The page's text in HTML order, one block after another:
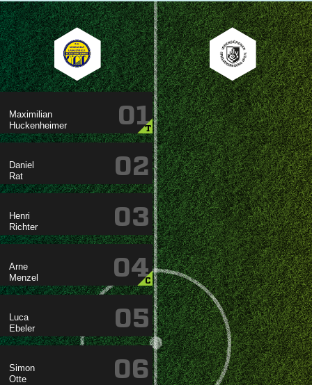


01
T


02


03


04
C


05


06